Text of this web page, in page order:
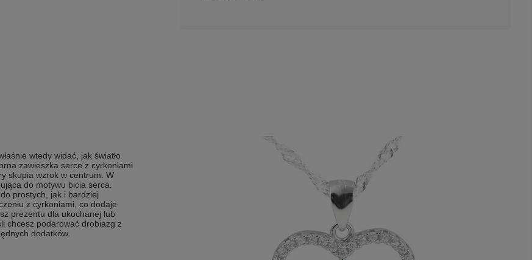
wtedy widać, jak światło
zawieszka serce z cyrkoniami
skupia wzrok w centrum. W
do motywu bicia serca.
prostych, jak i bardziej
z cyrkoniami, co dodaje
prezentu dla ukochanej lub
chcesz podarować drobiazg z
dodatków.